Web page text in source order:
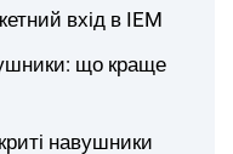
вхід в IEM
що краще
навушники